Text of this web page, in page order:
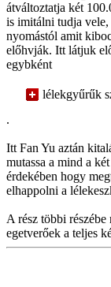
átváltoztatja két
is imitálni tudja vele,
nyomástól amit
előhvják. Itt látjuk
egybként
lélekgyűrűk
.
Itt Fan Yu aztán
mutassa a mind a
érdekében hogy
elhappolni a
A rész többi
egetverőek a teljes